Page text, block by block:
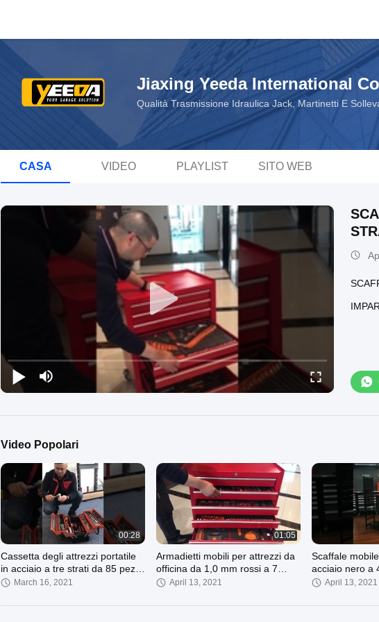
Jiaxing Yeeda International
Qualità Trasmissione Idraulica Jack, Martinetti E
CASA VIDEO PLAYLIST SITO WEB
Video Popolari
00:28
Cassetta degli attrezzi portatile
in acciaio a tre strati da 85 pezzi
Scatola portaoggetti pieghevole
March 16, 2021
01:05
Armadietti mobili per attrezzi da
officina da 1,0 mm rossi a 7
cassetti
April 13, 2021
Scaffale
acciaio nero a
verniciatura a
April 13, 2021